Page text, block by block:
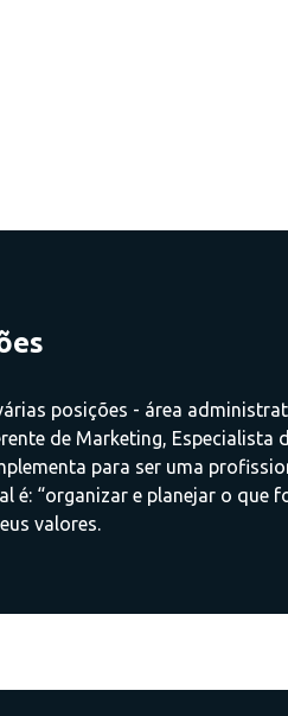
posições - área
de Marketing, Especialista
para ser uma
é: “organizar e planejar o que
valores.